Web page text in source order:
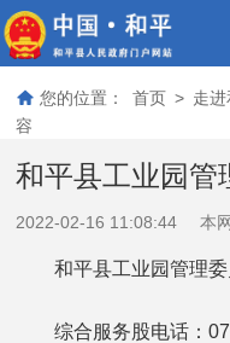
您的位置： 首页 > 走
容
和平县工业园管
2022-02-16 11:08:44 本网
和平县工业园管理委
综合服务股电话：